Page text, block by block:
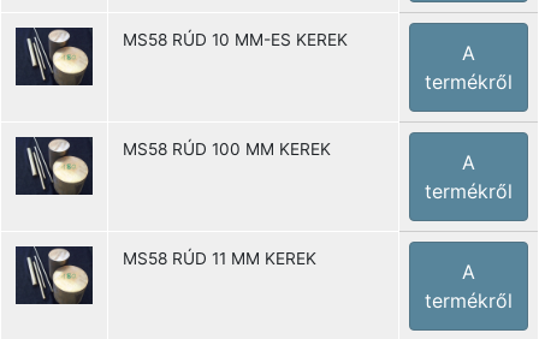
MS58 RÚD 10 MM-ES KEREK
A
termékről
MS58 RÚD 100 MM KEREK
A
termékről
MS58 RÚD 11 MM KEREK
A
termékről